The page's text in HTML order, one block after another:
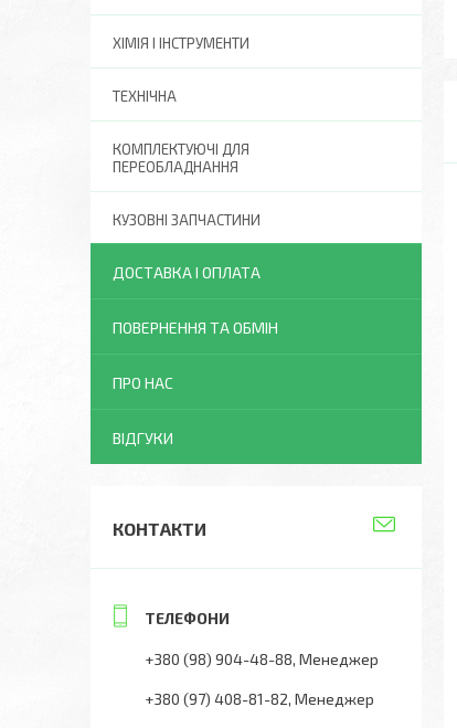
ХІМІЯ І ІНСТРУМЕНТИ
ТЕХНІЧНА
КОМПЛЕКТУЮЧІ ДЛЯ
ПЕРЕОБЛАДНАННЯ
КУЗОВНІ ЗАПЧАСТИНИ
ДОСТАВКА І ОПЛАТА
ПОВЕРНЕННЯ ТА ОБМІН
ПРО НАС
ВІДГУКИ
КОНТАКТИ
+380 (98) 904-48-88 Менеджер
+380 (97) 408-81-82 Менеджер